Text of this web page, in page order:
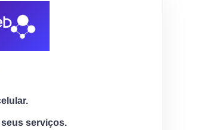
serviços.